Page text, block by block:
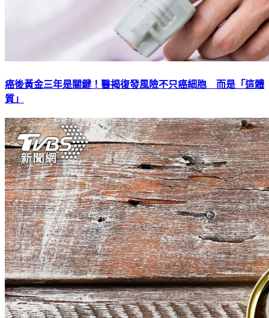
癌後黃金三年是關鍵！醫揭復發風險不只癌細胞 而是「這體
質」